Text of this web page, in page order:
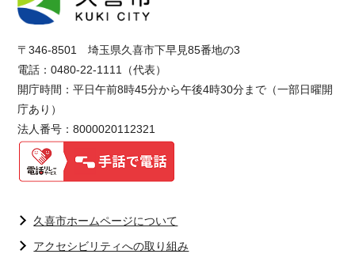
〒346-8501 埼玉県久喜市下早見85番地の3
電話：0480-22-1111（代表）
開庁時間：平日午前8時45分から午後4時30分まで（一部日曜開
庁あり）
法人番号：8000020112321
久喜市ホームページについて
アクセシビリティへの取り組み